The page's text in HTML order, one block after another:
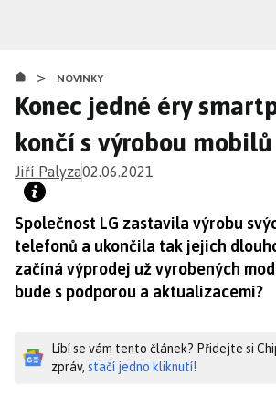
obsahu
> NOVINKY
Konec jedné éry
končí s výrobou mobilů
Jiří Palyza02.06.2021
Společnost LG zastavila výrobu
telefonů a ukončila tak jejich
začíná výprodej už vyrobených
bude s podporou a aktualizacemi?
Líbí se vám tento článek? Přidejte si
zpráv, stačí jedno kliknutí!